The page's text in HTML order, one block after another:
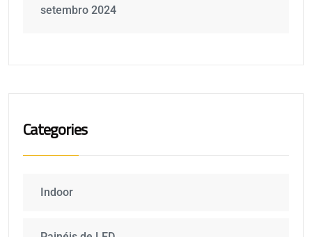
setembro 2024
Categories
Indoor